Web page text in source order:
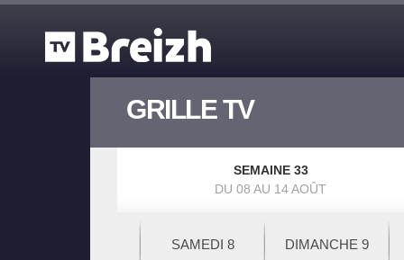
GRILLE TV
SEMAINE 33
DU 08 AU 14 AOÛT
SAMEDI 8 DIMANCHE 9